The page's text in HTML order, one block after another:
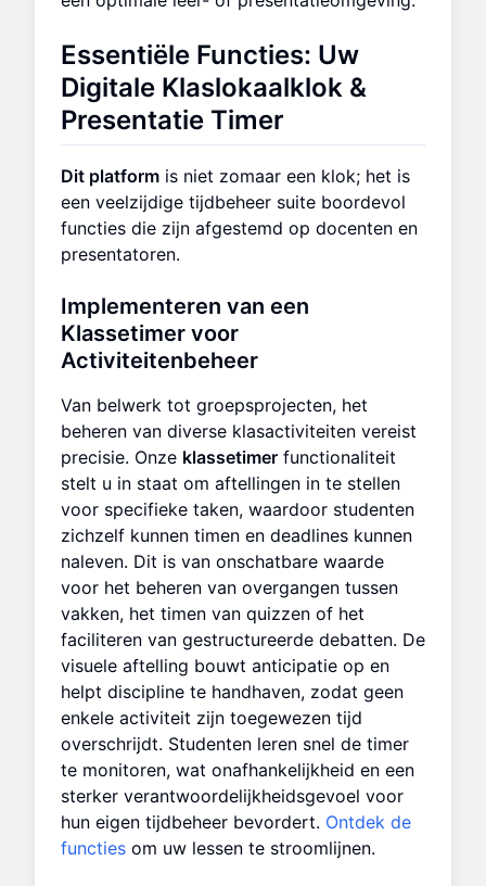
Essentiële Functies: Uw
Digitale Klaslokaalklok &
Presentatie Timer
Dit platform is niet zomaar een klok; het is
een veelzijdige tijdbeheer suite boordevol
functies die zijn afgestemd op docenten en
presentatoren.
Implementeren van een
Klassetimer voor
Activiteitenbeheer
Van belwerk tot groepsprojecten, het
beheren van diverse klasactiviteiten vereist
precisie. Onze klassetimer functionaliteit
stelt u in staat om aftellingen in te stellen
voor specifieke taken, waardoor studenten
zichzelf kunnen timen en deadlines kunnen
naleven. Dit is van onschatbare waarde
voor het beheren van overgangen tussen
vakken, het timen van quizzen of het
faciliteren van gestructureerde debatten. De
visuele aftelling bouwt anticipatie op en
helpt discipline te handhaven, zodat geen
enkele activiteit zijn toegewezen tijd
overschrijdt. Studenten leren snel de timer
te monitoren, wat onafhankelijkheid en een
sterker verantwoordelijkheidsgevoel voor
hun eigen tijdbeheer bevordert. Ontdek de
functies om uw lessen te stroomlijnen.